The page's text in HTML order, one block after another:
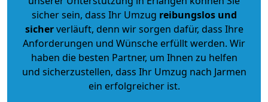
sicher sein, dass Ihr Umzug reibungslos und
sicherverläuft, denn wir sorgen dafür, dass Ihre
Anforderungen und Wünsche erfüllt werden. Wir
haben die besten Partner, um Ihnen zu helfen
und sicherzustellen, dass Ihr Umzug nach Jarmen
ein erfolgreicher ist.